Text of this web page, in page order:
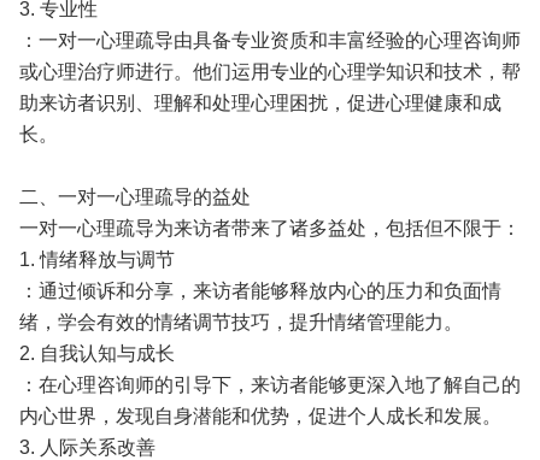
3. 专业性
：一对一心理疏导由具备专业资质和丰富经验的心理咨询师
或心理治疗师进行。他们运用专业的心理学知识和技术，帮
助来访者识别、理解和处理心理困扰，促进心理健康和成
长。
二、一对一心理疏导的益处
一对一心理疏导为来访者带来了诸多益处，包括但不限于：
1. 情绪释放与调节
：通过倾诉和分享，来访者能够释放内心的压力和负面情
绪，学会有效的情绪调节技巧，提升情绪管理能力。
2. 自我认知与成长
：在心理咨询师的引导下，来访者能够更深入地了解自己的
内心世界，发现自身潜能和优势，促进个人成长和发展。
3. 人际关系改善